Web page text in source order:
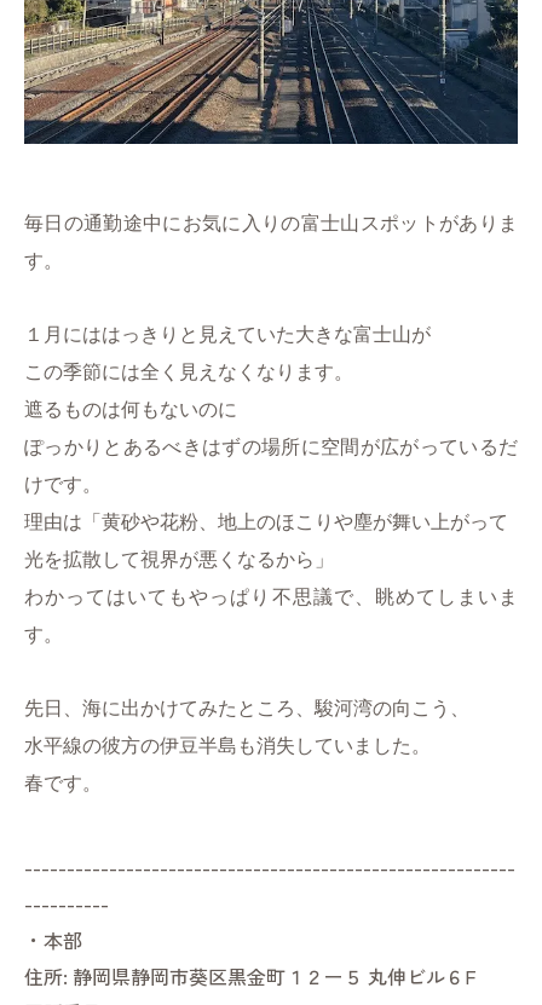
毎日の通勤途中にお気に入りの富士山スポットがありま
す。
１月にははっきりと見えていた大きな富士山が
この季節には全く見えなくなります。
遮るものは何もないのに
ぽっかりとあるべきはずの場所に空間が広がっているだ
けです。
理由は「黄砂や花粉、地上のほこりや塵が舞い上がって
光を拡散して視界が悪くなるから 」
わかってはいてもやっぱり不思議で、眺めてしまいま
す。
先日、海に出かけてみたところ、駿河湾の向こう、
水平線の彼方の伊豆半島も消失していました。
春です。
----------------------------------------------------------
----------
・本部
住所: 静岡県静岡市葵区黒金町１２ー５ 丸伸ビル６F